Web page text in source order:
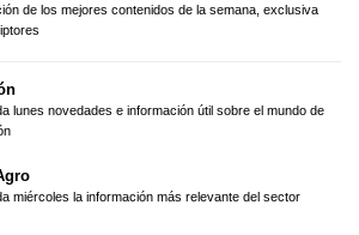
de los mejores contenidos de la semana, exclusiva
lunes novedades e información útil sobre el mundo de
miércoles la información más relevante del sector